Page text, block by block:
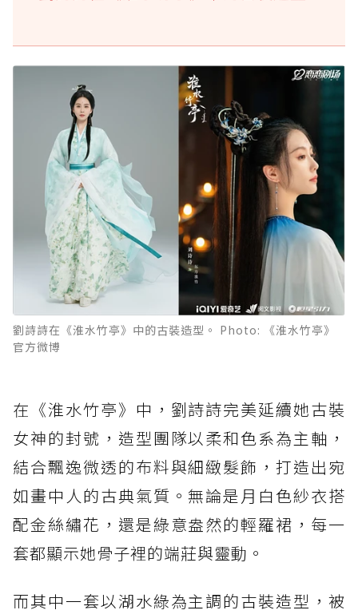
劉詩詩在《淮水竹亭》中的古裝造型。 Photo: 《淮水竹亭》
官方微博
在《淮水竹亭》中，劉詩詩完美延續她古裝
女神的封號，造型團隊以柔和色系為主軸，
結合飄逸微透的布料與細緻髮飾，打造出宛
如畫中人的古典氣質。無論是月白色紗衣搭
配金絲繡花，還是綠意盎然的輕羅裙，每一
套都顯示她骨子裡的端莊與靈動。
而其中一套以湖水綠為主調的古裝造型，被